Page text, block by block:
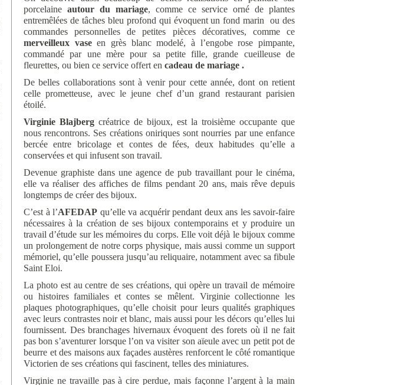
porcelaine autour du mariage, comme ce service orné de plantes
entremêlées de tâches bleu profond qui évoquent un fond marin ou des
commandes personnelles de petites pièces décoratives, comme ce
merveilleux vaseen grès blanc modelé, à l’engobe rose pimpante,
commandé par une mère pour sa petite fille, grande cueilleuse de
fleurettes, ou bien ce service offert en cadeau de mariage .
De belles collaborations sont à venir pour cette année, dont on retient
celle prometteuse, avec le jeune chef d’un grand restaurant parisien
étoilé.
Virginie Blajberg créatrice de bijoux, est la troisième occupante que
nous rencontrons. Ses créations oniriques sont nourries par une enfance
bercée entre bricolage et contes de fées, deux habitudes qu’elle a
conservées et qui infusent son travail.
Devenue graphiste dans une agence de pub travaillant pour le cinéma,
elle va réaliser des affiches de films pendant 20 ans, mais rêve depuis
longtemps de créer des bijoux.
C’est à l’AFEDAP qu’elle va acquérir pendant deux ans les savoir-faire
nécessaires à la création de ses bijoux contemporains et y produire un
travail d’étude sur les mémoires du corps. Elle voit déjà le bijoux comme
un prolongement de notre corps physique, mais aussi comme un support
mémoriel, qu’elle poussera jusqu’au reliquaire, notamment avec sa fibule
Saint Eloi.
La photo est au centre de ses créations, qui opère un travail de mémoire
ou histoires familiales et contes se mêlent. Virginie collectionne les
plaques photographiques, qu’elle choisit pour leurs qualités graphiques
avec leurs contrastes noir et blanc, mais aussi pour les décors qu’elles lui
fournissent. Des branchages hivernaux évoquent des forets où il ne fait
pas bon s’aventurer lorsque l’on va visiter son aïeule avec un petit pot de
beurre et des maisons aux façades austères renforcent le côté romantique
Victorien de ses créations qui fascinent, telles des miniatures.
Virginie ne travaille pas à cire perdue, mais façonne l’argent à la main